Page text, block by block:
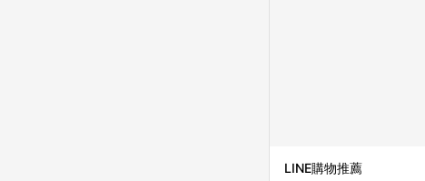
LINE購物推薦